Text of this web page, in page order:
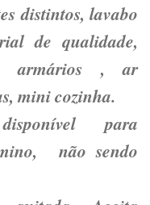
distintos, lavabo
de qualidade,
armários , ar
mini cozinha.
para
não sendo